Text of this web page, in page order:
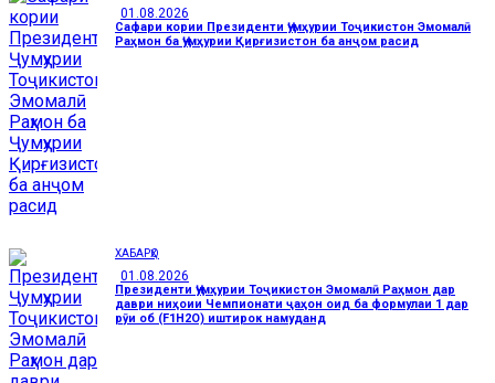
01.08.2026
Сафари кории Президенти Ҷумҳурии Тоҷикистон Эмомалӣ
Раҳмон ба Ҷумҳурии Қирғизистон ба анҷом расид
ХАБАРҲО
01.08.2026
Президенти Ҷумҳурии Тоҷикистон Эмомалӣ Раҳмон дар
даври ниҳоии Чемпионати ҷаҳон оид ба формулаи 1 дар
рӯи об (F1H2O) иштирок намуданд